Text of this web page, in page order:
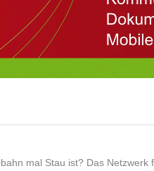
mal Stau ist? Das